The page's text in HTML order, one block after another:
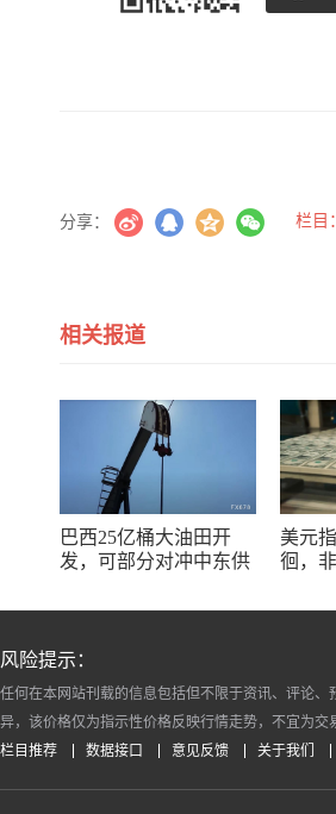
分享： 栏目：
相关报道
巴西25亿桶大油田开
发，可部分对冲中东供
力
美元
徊，
风险提示：
任何在本网站刊载的信息包括但不限于资讯、评论
异，该价格仅为指示性价格反映行情走势，不宜为
栏目推荐
数据接口 意见反馈 关于我们